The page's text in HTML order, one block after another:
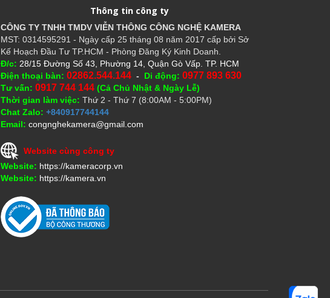
Thông tin công ty
CÔNG TY TNHH TMDV VIỄN THÔNG CÔNG NGHỆ KAMERA
MST: 0314595291 - Ngày cấp 25 tháng 08 năm 2017 cấp bởi Sở
Kế Hoạch Đầu Tư TP.HCM - Phòng Đăng Ký Kinh Doanh.
Đ/c: 28/15 Đường Số 43, Phường 14, Quận Gò Vấp. TP. HCM
Điện thoại bàn: 02862.544.144 - Di động: 0977 893 630
Tư vấn: 0917 744 144 (Cả Chủ Nhật & Ngày Lễ)
Thời gian làm việc: Thứ 2 - Thứ 7 (8:00AM - 5:00PM)
Chat Zalo: +840917744144
Email: congnghekamera@gmail.com
Website cùng công ty
Website: https://kameracorp.vn
Website: https://kamera.vn